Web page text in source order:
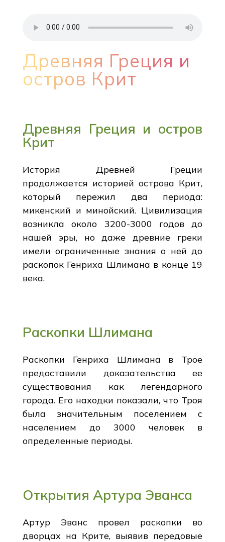
Древняя Греция и
остров Крит
Древняя Греция и остров
Крит
История Древней Греции
продолжается историей острова Крит,
который пережил два периода:
микенский и минойский. Цивилизация
возникла около 3200-3000 годов до
нашей эры, но даже древние греки
имели ограниченные знания о ней до
раскопок Генриха Шлимана в конце 19
века.
Раскопки Шлимана
Раскопки Генриха Шлимана в Трое
предоставили доказательства ее
существования как легендарного
города. Его находки показали, что Троя
была значительным поселением с
населением до 3000 человек в
определенные периоды.
Открытия Артура Эванса
Артур Эванс провел раскопки во
дворцах на Крите, выявив передовые